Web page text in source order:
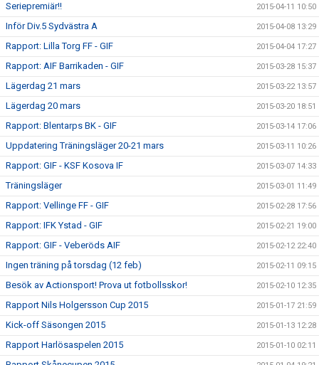
Seriepremiär!! 2015-04-11 10:50
Inför Div.5 Sydvästra A 2015-04-08 13:29
Rapport: Lilla Torg FF - GIF 2015-04-04 17:27
Rapport: AIF Barrikaden - GIF 2015-03-28 15:37
Lägerdag 21 mars 2015-03-22 13:57
Lägerdag 20 mars 2015-03-20 18:51
Rapport: Blentarps BK - GIF 2015-03-14 17:06
Uppdatering Träningsläger 20-21 mars 2015-03-11 10:26
Rapport: GIF - KSF Kosova IF 2015-03-07 14:33
Träningsläger 2015-03-01 11:49
Rapport: Vellinge FF - GIF 2015-02-28 17:56
Rapport: IFK Ystad - GIF 2015-02-21 19:00
Rapport: GIF - Veberöds AIF 2015-02-12 22:40
Ingen träning på torsdag (12 feb) 2015-02-11 09:15
Besök av Actionsport! Prova ut fotbollsskor! 2015-02-10 12:35
Rapport Nils Holgersson Cup 2015 2015-01-17 21:59
Kick-off Säsongen 2015 2015-01-13 12:28
Rapport Harlösaspelen 2015 2015-01-10 02:11